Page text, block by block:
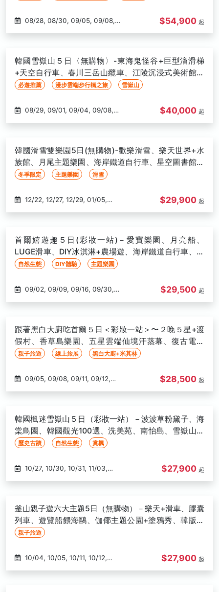
09/12, 09/15, 09/19, 09/20,
10/10, 10/11, 10/13, 10/16, 10/17,
10/18, 10/20, 10/25, 10/27, 10/31,
11/01, 11/07, 11/10, 11/13, 11/15,
11/20, 11/21, 11/24, 11/27, 11/28,
12/13, 12/18, 12/20, 12/22, 12/26,
$54,900 起
韓國雪嶽山５日〈無購物〉-東海鬼怪谷+巨型溜滑梯
+天空自行車、春川三岳山纜車、江陵沉浸式美術館、
無自理餐-高雄出發
必遊推薦 漫步雲端步行橋之旅 雪嶽山
09/11, 09/12, 09/15, 09/18, 09/19,
10/10, 10/13, 10/16, 10/17, 10/20,
10/27, 11/03, 11/07, 11/10, 11/10,
11/13, 11/14, 11/17, 11/20, 11/21,
11/24, 11/27, 11/28, 12/01, 12/04,
12/18, 12/19, 12/22, 12/26, 12/29
$40,000 起
韓國滑雪雙樂園5日(無購物)-歡樂滑雪、樂天世界+水
族館、月尾主題樂園、海岸鐵道自行車、星空圖書館、
恩平韓屋村-高雄出發
冬季限定 主題樂園 滑雪
01/09, 01/12, 01/15, 02/16, 02/19
$29,900 起
首爾嬉遊趣５日(彩妝一站)－愛寶樂園、月亮船、
LUGE滑車、DIY冰淇淋+農場遊、海岸鐵道自行車、水
上TAXI-高雄出發
自然生態 DIY體驗 主題樂園
10/14, 10/21, 10/28
$29,500 起
跟著黑白大廚吃首爾５日＜彩妝一站＞〜２晚５星+渡
假村、香草島樂園、五星雲端仙境汗蒸幕、復古電動
車、米其林饗宴-高雄出發
親子旅遊 線上旅展 黑白大廚+米其林
09/15, 09/18, 09/19, 09/22,
10/30
$28,500 起
韓國楓迷雪嶽山５日（彩妝一站）－波波草粉黛子、海
棠鳥園、韓國觀光100選、洗美苑、南怡島、雪嶽山、
銀杏大道-高雄出發
歷史古蹟 自然生態 賞楓
11/07, 11/10
$27,900 起
釜山親子遊六大主題5日（無購物）－樂天+滑車、膠囊
列車、遊覽船餵海鷗、伽倻主題公園+塗鴉秀、韓版侏
羅紀-高雄出發
親子旅遊
10/16, 10/17, 10/21, 10/26, 11/05,
$27,900 起